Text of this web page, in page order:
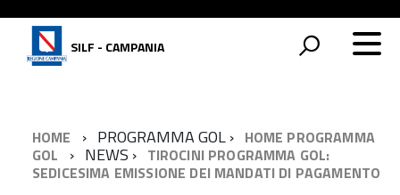
SILF - CAMPANIA
HOME PROGRAMMA GOL
HOME PROGRAMMA
GOL
NEWS
TIROCINI PROGRAMMA GOL:
SEDICESIMA EMISSIONE DEI MANDATI DI PAGAMENTO